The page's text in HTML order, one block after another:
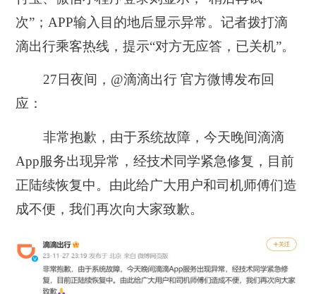
次”；APP输入目的地后显示异常。记者拨打滴
滴出行乘客热线，提示“对方无应答，已关机”。
27日夜间，@滴滴出行 官方微博发布回
应：
非常抱歉，由于系统故障，今天晚间滴滴
App服务出现异常，经技术同学紧急修复，目前
正陆续恢复中。由此给广大用户和司机师傅们造
成不便，我们再次向大家致歉。